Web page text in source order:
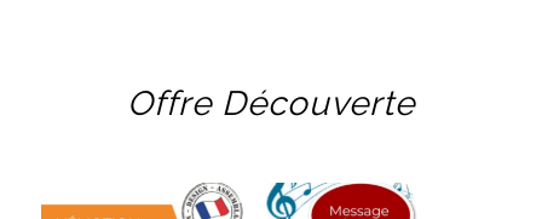
Offre Découverte